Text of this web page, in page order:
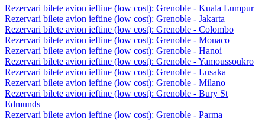
Rezervari bilete avion ieftine (low cost): Grenoble - Kuala Lumpur
Rezervari bilete avion ieftine (low cost): Grenoble - Jakarta
Rezervari bilete avion ieftine (low cost): Grenoble - Colombo
Rezervari bilete avion ieftine (low cost): Grenoble - Monaco
Rezervari bilete avion ieftine (low cost): Grenoble - Hanoi
Rezervari bilete avion ieftine (low cost): Grenoble - Yamoussoukro
Rezervari bilete avion ieftine (low cost): Grenoble - Lusaka
Rezervari bilete avion ieftine (low cost): Grenoble - Milano
Rezervari bilete avion ieftine (low cost): Grenoble - Bury St
Edmunds
Rezervari bilete avion ieftine (low cost): Grenoble - Parma